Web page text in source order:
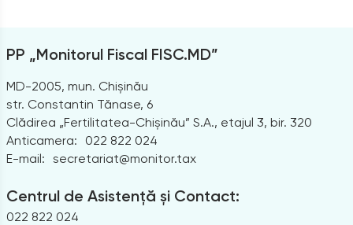
PP „Monitorul Fiscal FISC.MD”
MD-2005, mun. Chișinău
str. Constantin Tănase, 6
Clădirea „Fertilitatea-Chișinău” S.A., etajul 3, bir. 320
Anticamera:
022 822 024
E-mail: secretariat@monitor.tax
Centrul de Asistență și Contact:
022 822 024